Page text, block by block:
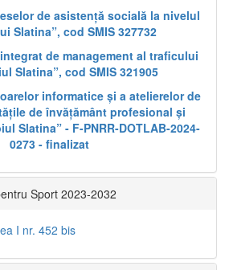
de asistență socială la nivelul
Slatina”, cod SMIS 327732
de management al traficului
Slatina”, cod SMIS 321905
informatice și a atelierelor de
de învățământ profesional și
Slatina” - F-PNRR-DOTLAB-2024-
0273 - finalizat
Sport 2023-2032
I nr. 452 bis